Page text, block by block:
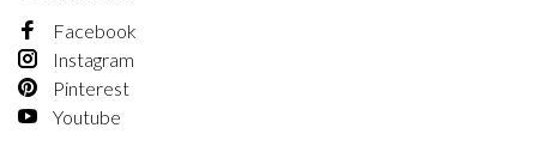
Facebook
Instagram
Pinterest
Youtube